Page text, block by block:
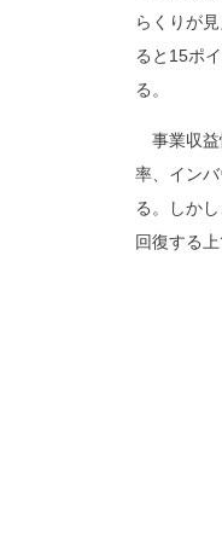
らくりが
ると15ポ
る。
事業収益
率、イン
る。しか
回復する